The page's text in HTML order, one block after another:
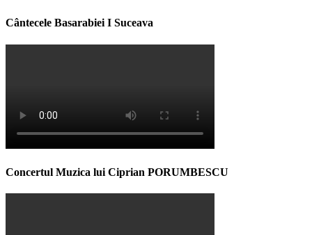
Cântecele Basarabiei I Suceava
Concertul Muzica lui Ciprian PORUMBESCU